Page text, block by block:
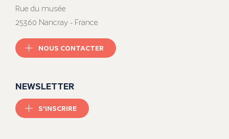
Rue du musée
25360 Nancray - France
NOUS CONTACTER
NEWSLETTER
S'INSCRIRE